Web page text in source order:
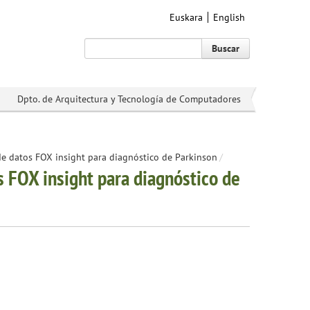
Euskara English
Buscar
Dpto. de Arquitectura y Tecnología de Computadores
datos FOX insight para diagnóstico de Parkinson /
insight para diagnóstico de